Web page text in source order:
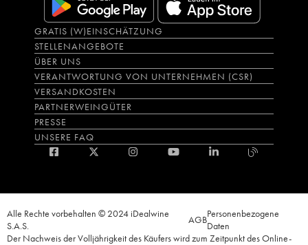
GRATIS (W)EINSCHÄTZUNG
STELLENANGEBOTE
ÜBER UNS
VERANTWORTUNG VON UNTERNEHMEN (CSR)
VERSANDKOSTEN
PARTNERWEINGÜTER
PRESSE
UNSERE FAQ
Alle Rechte vorbehalten © 2024 iDealwine
S.A.S.
AGBPersonenbezogene
Daten
Der Nachweis der Volljährigkeit des Käufers wird zum Zeitpunkt des Online-